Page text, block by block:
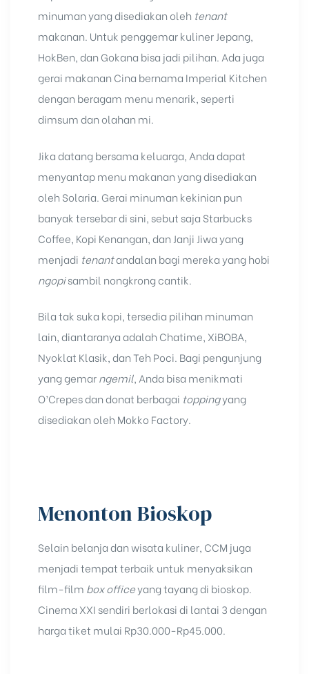
minuman yang disediakan oleh tenant
makanan. Untuk penggemar kuliner Jepang,
HokBen, dan Gokana bisa jadi pilihan. Ada juga
gerai makanan Cina bernama Imperial Kitchen
dengan beragam menu menarik, seperti
dimsum dan olahan mi.
Jika datang bersama keluarga, Anda dapat
menyantap menu makanan yang disediakan
oleh Solaria. Gerai minuman kekinian pun
banyak tersebar di sini, sebut saja Starbucks
Coffee, Kopi Kenangan, dan Janji Jiwayang
menjadi tenantandalan bagi mereka yang hobi
ngopisambil nongkrong cantik.
Bila tak suka kopi, tersedia pilihan minuman
lain, diantaranya adalah Chatime, XiBOBA,
Nyoklat Klasik, dan Teh Poci. Bagi pengunjung
yang gemarngemil, Anda bisa menikmati
O’Crepes dan donat berbagai toppingyang
disediakan oleh Mokko Factory.
Menonton Bioskop
Selain belanja dan wisata kuliner, CCM juga
menjadi tempat terbaik untuk menyaksikan
film-film box officeyang tayang di bioskop.
Cinema XXI sendiri berlokasi di lantai 3 dengan
harga tiket mulai Rp30.000-Rp45.000.